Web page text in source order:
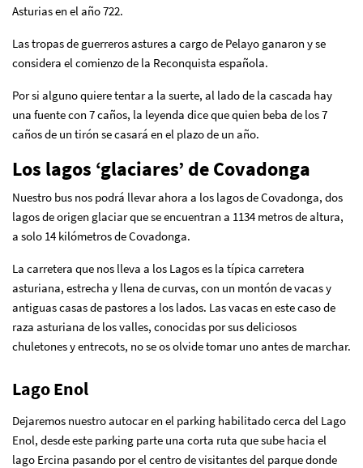
Asturias en el año 722.
Las tropas de guerreros astures a cargo de Pelayo ganaron y se
considera el comienzo de la Reconquista española.
Por si alguno quiere tentar a la suerte, al lado de la cascada hay
una fuente con 7 caños, la leyenda dice que quien beba de los 7
caños de un tirón se casará en el plazo de un año.
Los lagos ‘glaciares’ de Covadonga
Nuestro bus nos podrá llevar ahora a los lagos de Covadonga, dos
lagos de origen glaciar que se encuentran a 1134 metros de altura,
a solo 14 kilómetros de Covadonga.
La carretera que nos lleva a los Lagos es la típica carretera
asturiana, estrecha y llena de curvas, con un montón de vacas y
antiguas casas de pastores a los lados. Las vacas en este caso de
raza asturiana de los valles, conocidas por sus deliciosos
chuletones y entrecots, no se os olvide tomar uno antes de marchar.
Lago Enol
Dejaremos nuestro autocar en el parking habilitado cerca del Lago
Enol, desde este parking parte una corta ruta que sube hacia el
lago Ercina pasando por el centro de visitantes del parque donde